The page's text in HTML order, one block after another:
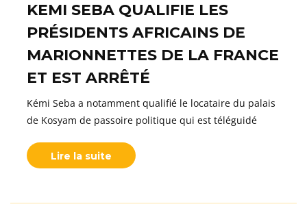
KEMI SEBA QUALIFIE LES
PRÉSIDENTS AFRICAINS DE
MARIONNETTES DE LA FRANCE
ET EST ARRÊTÉ
Kémi Seba a notamment qualifié le locataire du palais
de Kosyam de passoire politique qui est téléguidé
Lire la suite